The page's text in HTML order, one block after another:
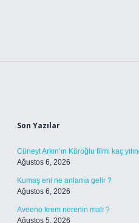
Son Yazılar
Cüneyt Arkın’ın Köroğlu filmi kaç
Ağustos 6, 2026
Kumaş eni ne anlama gelir ?
Ağustos 6, 2026
Aveeno krem nerenin malı ?
Ağustos 5, 2026